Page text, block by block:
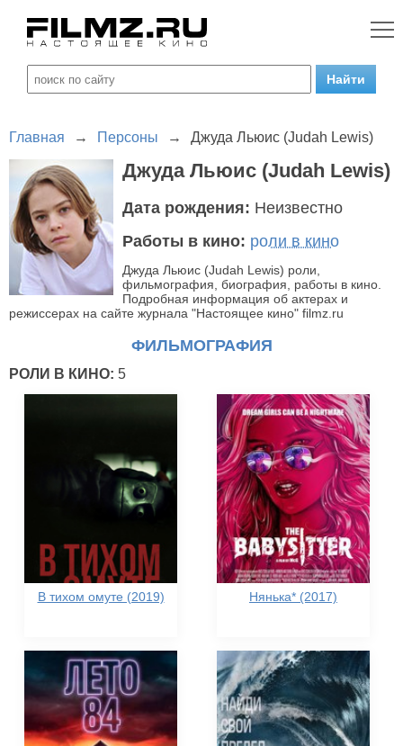
Главная → Персоны → Джуда Льюис (Judah Lewis)
Джуда Льюис (Judah Lewis)
Дата рождения: Неизвестно
Работы в кино: роли в кино
Джуда Льюис (Judah Lewis) роли,
фильмография, биография, работы в кино.
Подробная информация об актерах и
режиссерах на сайте журнала "Настоящее кино" filmz.ru
ФИЛЬМОГРАФИЯ
РОЛИ В КИНО: 5
В тихом омуте (2019) Нянька* (2017)